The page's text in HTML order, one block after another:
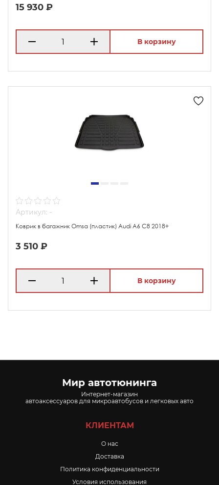
15 930 ₽
В корзину
Артикул: -
Коврик в багажник Omsa (пластик) Audi A6 C8 2018+
3 510 ₽
В корзину
Мир автотюнинга
Интернет-магазин
автоаксессуаров для микроавтобусов и легковых авто
КЛИЕНТАМ
O нас
Доставка
Политика конфиденциальности
Условия использования